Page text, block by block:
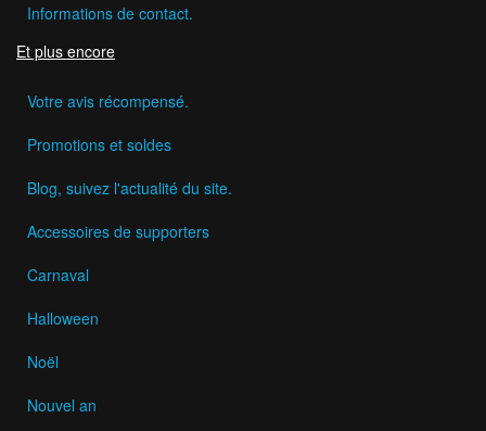
Informations de contact.
Et plus encore
Votre avis récompensé.
Promotions et soldes
Blog, suivez l'actualité du site.
Accessoires de supporters
Carnaval
Halloween
Noël
Nouvel an